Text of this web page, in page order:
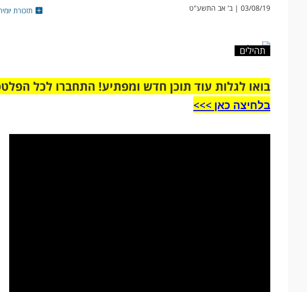
03/08/19 | ב' אב התשע"ט תזכורת
תהילים
בואו לגלות עוד תוכן חדש ומפתיע! התחברו לכל
בלחיצה כאן >>>​